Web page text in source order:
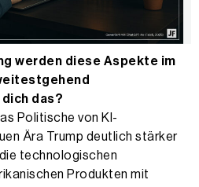
werden diese Aspekte im
das?
Politische von KI-
Ära Trump deutlich stärker
technologischen
Produkten mit